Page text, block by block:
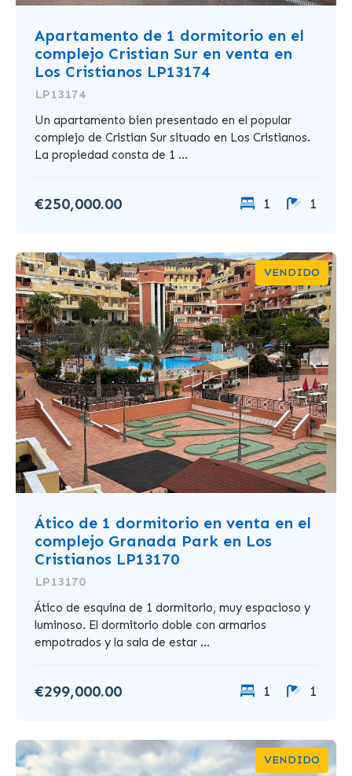
Apartamento de 1 dormitorio en el
complejo Cristian Sur en venta en
Los Cristianos LP13174
LP13174
Un apartamento bien presentado en el popular
complejo de Cristian Sur situado en Los Cristianos.
La propiedad consta de 1 ...
€250,000.00 1 1
VENDIDO
Ático de 1 dormitorio en venta en el
complejo Granada Park en Los
Cristianos LP13170
LP13170
Ático de esquina de 1 dormitorio, muy espacioso y
luminoso. El dormitorio doble con armarios
empotrados y la sala de estar ...
€299,000.00 1 1
VENDIDO